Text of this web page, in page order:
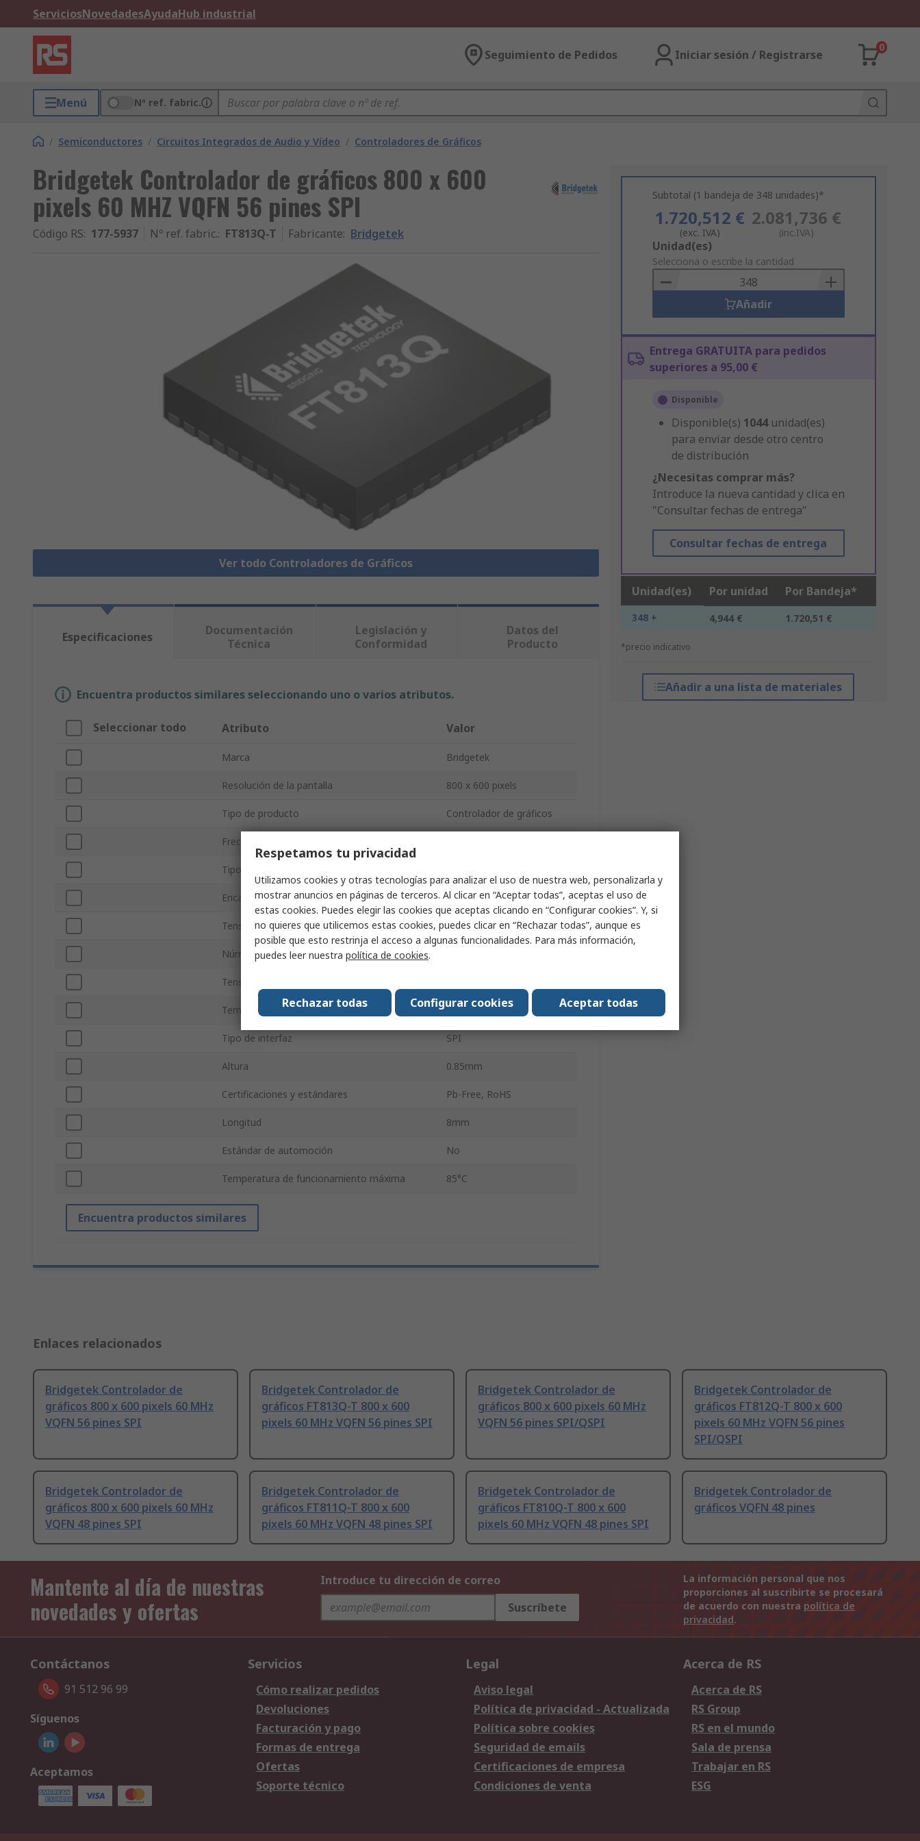
ServiciosNovedadesAyudaHub industrial
Seguimiento de Pedidos Iniciar sesión / Registrarse
0
Menú Nº ref. fabric.
/ Semiconductores / Circuitos Integrados de Audio y Vídeo / Controladores de Gráficos
Bridgetek Controlador de gráficos 800 x 600
pixels 60 MHZ VQFN 56 pines SPI
Código RS: 177-5937 Nº ref. fabric.: FT813Q-T Fabricante: Bridgetek
Ver todo Controladores de Gráficos
Subtotal (1 bandeja de 348 unidades)*
1.720,512 €
(exc. IVA)
2.081,736 €
(inc.IVA)
Add
to
Basket
Unidad(es)
Selecciona o escribe la cantidad
Añadir
Entrega GRATUITA para pedidos
superiores a 95,00 €
Disponible
Disponible(s) 1044 unidad(es)
para enviar desde otro centro
de distribución
¿Necesitas comprar más?
Introduce la nueva cantidad y clica en
"Consultar fechas de entrega"
Consultar fechas de entrega
Unidad(es) Por unidad Por Bandeja*
348 + 4,944 € 1.720,51 €
*precio indicativo
Añadir a una lista de materiales
Especificaciones
Documentación
Técnica
Legislación y
Conformidad
Datos del
Producto
Encuentra productos similares seleccionando uno o varios atributos.
Seleccionar todo Atributo Valor
Marca Bridgetek
Resolución de la pantalla 800 x 600 pixels
Tipo de producto Controlador de gráficos
Frecuencia máxima
Tipo de montaje
Encapsulado VQFN
Tensión de alimentación mínima 1.8V
Número de pines
Tensión de alimentación máxima
Temperatura de Funcionamiento Mínima -40°C
Tipo de interfaz SPI
Altura 0.85mm
Certificaciones y estándares Pb-Free, RoHS
Longitud 8mm
Estándar de automoción No
Temperatura de funcionamiento máxima 85°C
Encuentra productos similares
Enlaces relacionados
Bridgetek Controlador de
gráficos 800 x 600 pixels 60 MHz
VQFN 56 pines SPI
Bridgetek Controlador de
gráficos FT813Q-T 800 x 600
pixels 60 MHz VQFN 56 pines SPI
Bridgetek Controlador de
gráficos 800 x 600 pixels 60 MHz
VQFN 56 pines SPI/QSPI
Bridgetek Controlador de
gráficos FT812Q-T 800 x 600
pixels 60 MHz VQFN 56 pines
SPI/QSPI
Bridgetek Controlador de
gráficos 800 x 600 pixels 60 MHz
VQFN 48 pines SPI
Bridgetek Controlador de
gráficos FT811Q-T 800 x 600
pixels 60 MHz VQFN 48 pines SPI
Bridgetek Controlador de
gráficos FT810Q-T 800 x 600
pixels 60 MHz VQFN 48 pines SPI
Bridgetek Controlador de
gráficos VQFN 48 pines
Mantente al día de nuestras
novedades y ofertas
Introduce tu dirección de correo
Suscríbete
La información personal que nos
proporciones al suscribirte se procesará
de acuerdo con nuestra política de
privacidad.
Contáctanos
91 512 96 99
Síguenos
Aceptamos
Servicios
Cómo realizar pedidos
Devoluciones
Facturación y pago
Formas de entrega
Ofertas
Soporte técnico
Legal
Aviso legal
Política de privacidad - Actualizada
Política sobre cookies
Seguridad de emails
Certificaciones de empresa
Condiciones de venta
Acerca de RS
Acerca de RS
RS Group
RS en el mundo
Sala de prensa
Trabajar en RS
ESG
Respetamos tu privacidad
Utilizamos cookies y otras tecnologías para analizar el uso de nuestra web, personalizarla y
mostrar anuncios en páginas de terceros. Al clicar en “Aceptar todas”, aceptas el uso de
estas cookies. Puedes elegir las cookies que aceptas clicando en “Configurar cookies”. Y, si
no quieres que utilicemos estas cookies, puedes clicar en “Rechazar todas”, aunque es
posible que esto restrinja el acceso a algunas funcionalidades. Para más información,
puedes leer nuestra política de cookies.
Aceptar todas
Configurar cookies
Rechazar todas